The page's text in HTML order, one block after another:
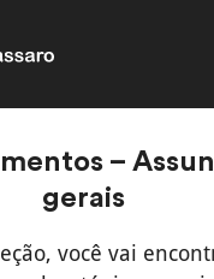
–
gerais
você vai